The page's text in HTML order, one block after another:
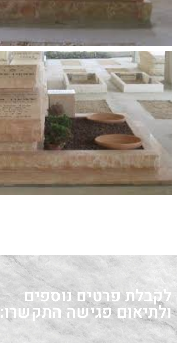
לקבלת פרטים נוספים
ולתיאום פגישה התקשרו: